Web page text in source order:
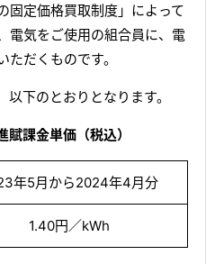
固定価格買取制度」によって
電気をご使用の組合員に、電
だくものです。
下のとおりとなります。
課金単価（税込）
年5月から2024年4月分
1.40円／kWh